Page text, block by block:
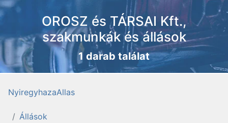
OROSZ és TÁRSAI Kft.,
szakmunkák és állások
1 darab találat
NyiregyhazaAllas
Állások